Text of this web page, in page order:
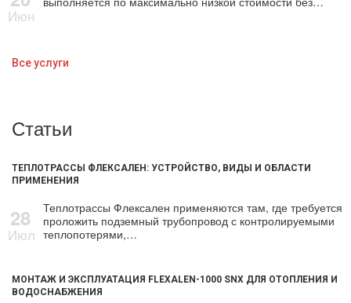
Июн
Все услуги
Статьи
ТЕПЛОТРАССЫ ФЛЕКСАЛЕН: УСТРОЙСТВО, ВИДЫ И ОБЛАСТИ
ПРИМЕНЕНИЯ
28
Июл
Теплотрассы Флексален применяются там, где требуется
проложить подземный трубопровод с контролируемыми
теплопотерями,…
МОНТАЖ И ЭКСПЛУАТАЦИЯ FLEXALEN-1000 SNX ДЛЯ ОТОПЛЕНИЯ И
ВОДОСНАБЖЕНИЯ